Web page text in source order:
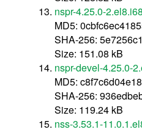
nspr-4.25.0-
MD5:
SHA-256:
Size: 151.08 kB
nspr-devel-4.25.0-
MD5:
SHA-256:
Size: 119.24 kB
nss-3.53.1-